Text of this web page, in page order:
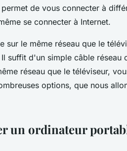
de vous connecter à
se connecter à Internet.
sur le même réseau que le
suffit d'un simple câble réseau
réseau que le téléviseur,
options, que nous
un ordinateur